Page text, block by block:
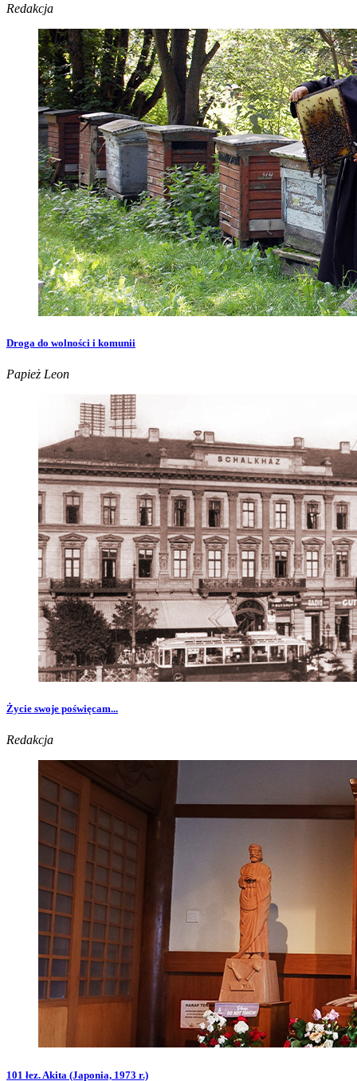
Redakcja
Droga do wolności i komunii
Papież Leon
Życie swoje poświęcam...
Redakcja
101 łez. Akita (Japonia, 1973 r.)